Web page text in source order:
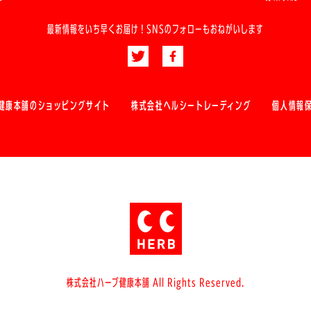
最新情報をいち早くお届け！ SNSのフォローもおねがいします
康本舗のショッピングサイト 株式会社ヘルシートレーディング 個人情報
株式会社ハーブ健康本舗 All Rights Reserved.